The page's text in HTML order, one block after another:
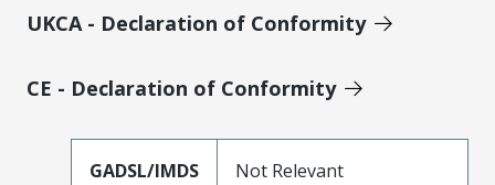
UKCA - Declaration of Conformity
CE - Declaration of Conformity
GADSL/IMDS Not Relevant